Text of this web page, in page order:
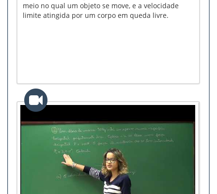
meio no qual um objeto se move, e a velocidade
limite atingida por um corpo em queda livre.